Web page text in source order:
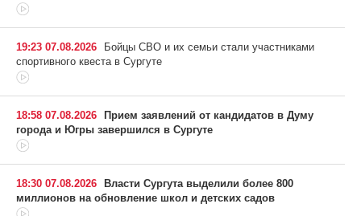
19:23 07.08.2026
Бойцы СВО и их семьи стали участниками
спортивного квеста в Сургуте
18:58 07.08.2026
Прием заявлений от кандидатов в Думу
города и Югры завершился в Сургуте
18:30 07.08.2026
Власти Сургута выделили более 800
миллионов на обновление школ и детских садов